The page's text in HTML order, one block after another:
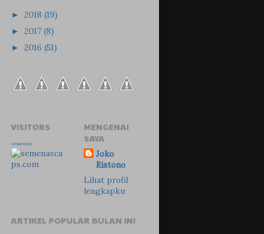
► 2018 (19)
► 2017 (8)
► 2016 (51)
VISITORS
semenax
MENGENAI
SAYA
Joko
Ristono
Lihat profil
lengkapku
ARTIKEL POPULAR BULAN INI